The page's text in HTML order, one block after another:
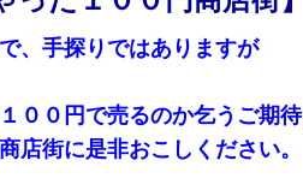
、手探りではありますが
００円で売るのか乞うご期待
店街に是非おこしください。